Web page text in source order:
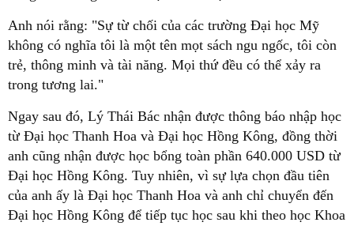
Anh nói rằng: "Sự từ chối của các trường Đại học Mỹ
không có nghĩa tôi là một tên mọt sách ngu ngốc, tôi còn
trẻ, thông minh và tài năng. Mọi thứ đều có thể xảy ra
trong tương lai."
Ngay sau đó, Lý Thái Bác nhận được thông báo nhập học
từ Đại học Thanh Hoa và Đại học Hồng Kông, đồng thời
anh cũng nhận được học bổng toàn phần 640.000 USD từ
Đại học Hồng Kông. Tuy nhiên, vì sự lựa chọn đầu tiên
của anh ấy là Đại học Thanh Hoa và anh chỉ chuyển đến
Đại học Hồng Kông để tiếp tục học sau khi theo học Khoa